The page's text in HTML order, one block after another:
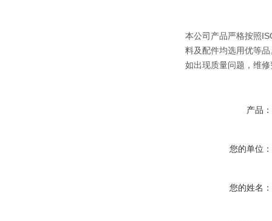
本公司产品严格按照
料及配件均选用优等
如出现质量问题，维
产品：
您的单位：
您的姓名：